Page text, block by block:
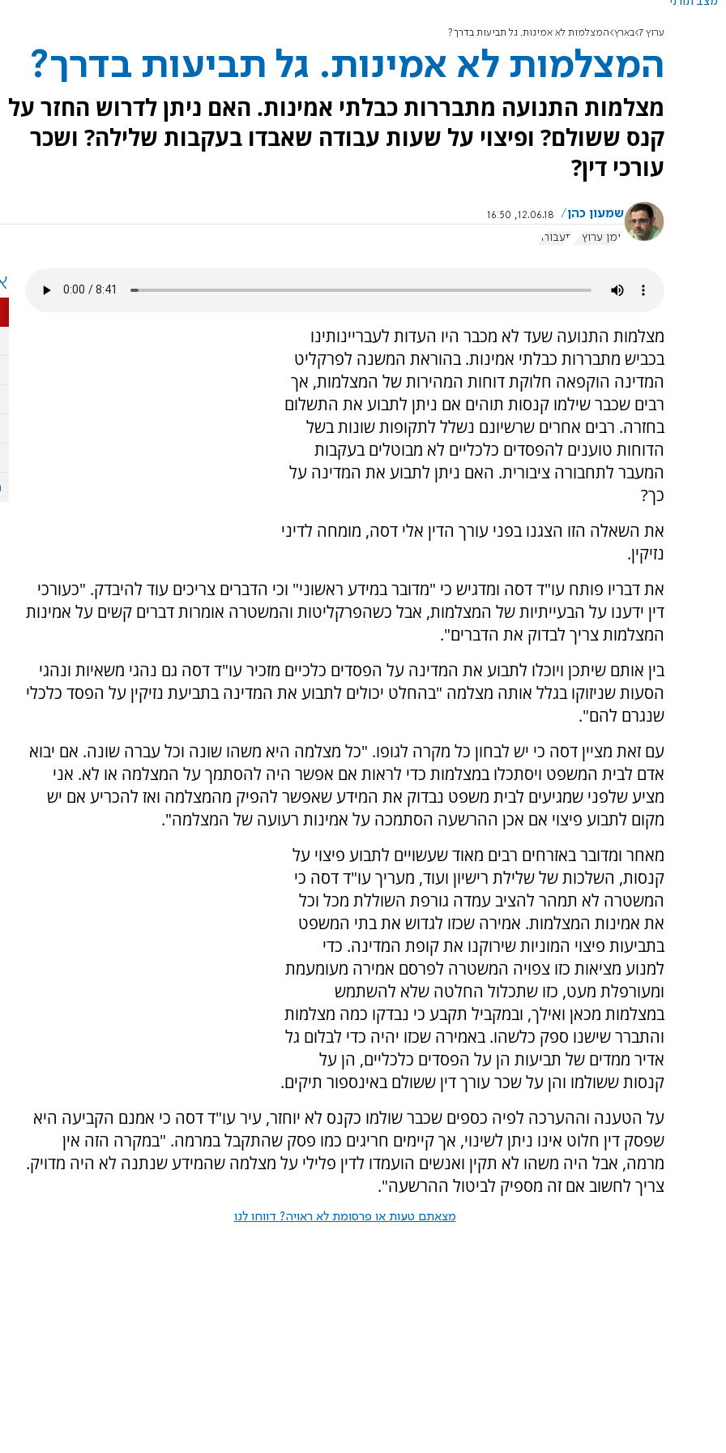
ערוץ 7 בארץ המצלמות לא אמינות. גל תביעות בדרך?
המצלמות לא אמינות. גל תביעות בדרך?
מצלמות התנועה מתבררות כבלתי אמינות. האם ניתן לדרוש החזר על
קנס ששולם? ופיצוי על שעות עבודה שאבדו בעקבות שלילה? ושכר
עורכי דין?
שמעון כהן
12.06.18, 16:50
יומן ערוץ 7
תעבורה
מצלמות התנועה שעד לא מכבר היו העדות לעבריינותינו
בכביש מתבררות כבלתי אמינות. בהוראת המשנה לפרקליט
המדינה הוקפאה חלוקת דוחות המהירות של המצלמות, אך
רבים שכבר שילמו קנסות תוהים אם ניתן לתבוע את התשלום
בחזרה. רבים אחרים שרשיונם נשלל לתקופות שונות בשל
הדוחות טוענים להפסדים כלכליים לא מבוטלים בעקבות
המעבר לתחבורה ציבורית. האם ניתן לתבוע את המדינה על
כך?
את השאלה הזו הצגנו בפני עורך הדין אלי דסה, מומחה לדיני
נזיקין.
את דבריו פותח עו"ד דסה ומדגיש כי "מדובר במידע ראשוני" וכי הדברים צריכים עוד להיבדק. "כעורכי
דין ידענו על הבעייתיות של המצלמות, אבל כשהפרקליטות והמשטרה אומרות דברים קשים על אמינות
המצלמות צריך לבדוק את הדברים".
בין אותם שיתכן ויוכלו לתבוע את המדינה על הפסדים כלכיים מזכיר עו"ד דסה גם נהגי משאיות ונהגי
הסעות שניזוקו בגלל אותה מצלמה "בהחלט יכולים לתבוע את המדינה בתביעת נזיקין על הפסד כלכלי
שנגרם להם".
עם זאת מציין דסה כי יש לבחון כל מקרה לגופו. "כל מצלמה היא משהו שונה וכל עברה שונה. אם יבוא
אדם לבית המשפט ויסתכלו במצלמות כדי לראות אם אפשר היה להסתמך על המצלמה או לא. אני
מציע שלפני שמגיעים לבית משפט נבדוק את המידע שאפשר להפיק מהמצלמה ואז להכריע אם יש
מקום לתבוע פיצוי אם אכן ההרשעה הסתמכה על אמינות רעועה של המצלמה".
מאחר ומדובר באזרחים רבים מאוד שעשויים לתבוע פיצוי על
קנסות, השלכות של שלילת רישיון ועוד, מעריך עו"ד דסה כי
המשטרה לא תמהר להציב עמדה גורפת השוללת מכל וכל
את אמינות המצלמות. אמירה שכזו לגדוש את בתי המשפט
בתביעות פיצוי המוניות שירוקנו את קופת המדינה. כדי
למנוע מציאות כזו צפויה המשטרה לפרסם אמירה מעומעמת
ומעורפלת מעט, כזו שתכלול החלטה שלא להשתמש
במצלמות מכאן ואילך, ובמקביל תקבע כי נבדקו כמה מצלמות
והתברר שישנו ספק כלשהו. באמירה שכזו יהיה כדי לבלום גל
אדיר ממדים של תביעות הן על הפסדים כלכליים, הן על
קנסות ששולמו והן על שכר עורך דין ששולם באינספור תיקים.
על הטענה וההערכה לפיה כספים שכבר שולמו כקנס לא יוחזר, עיר עו"ד דסה כי אמנם הקביעה היא
שפסק דין חלוט אינו ניתן לשינוי, אך קיימים חריגים כמו פסק שהתקבל במרמה. "במקרה הזה אין
מרמה, אבל היה משהו לא תקין ואנשים הועמדו לדין פלילי על מצלמה שהמידע שנתנה לא היה מדויק.
צריך לחשוב אם זה מספיק לביטול ההרשעה".
מצאתם טעות או פרסומת לא ראויה? דווחו לנו